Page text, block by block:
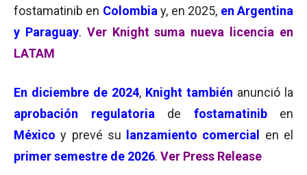
fostamatinib en Colombiay, en 2025, en Argentina
y Paraguay. Ver Knight suma nueva licencia en
LATAM
En diciembre de 2024, Knight también anunció la
aprobación regulatoria de fostamatiniben
México y prevé su lanzamiento comercial
en el
primer semestre de 2026. Ver Press Release